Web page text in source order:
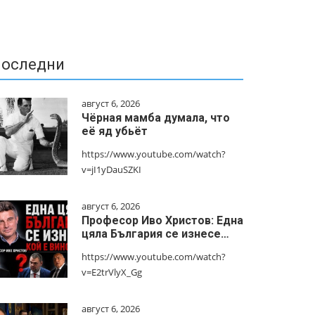
август 6, 2026
Чёрная мамба думала, что
её яд убьёт
https://www.youtube.com/watch?
v=jI1yDauSZKI
август 6, 2026
Професор Иво Христов: Една
цяла България се изнесе…
https://www.youtube.com/watch?
v=E2trVlyX_Gg
август 6, 2026